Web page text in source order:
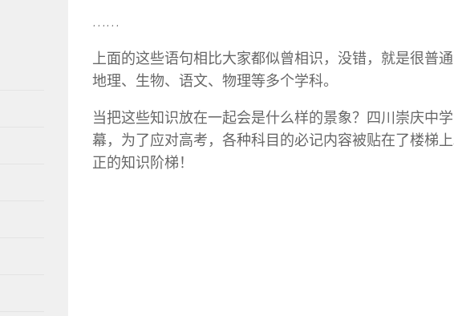
……
上面的这些语句相比大家都似曾相识，没错，就是很普
地理、生物、语文、物理等多个学科。
当把这些知识放在一起会是什么样的景象？四川崇庆中
幕，为了应对高考，各种科目的必记内容被贴在了楼梯
正的知识阶梯！